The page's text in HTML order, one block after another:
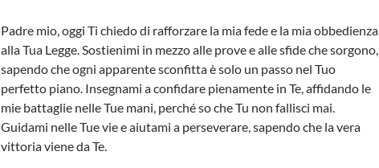
Padre mio, oggi Ti chiedo di rafforzare la mia fede e la mia obbedienza
alla Tua Legge. Sostienimi in mezzo alle prove e alle sfide che sorgono,
sapendo che ogni apparente sconfitta è solo un passo nel Tuo
perfetto piano. Insegnami a confidare pienamente in Te, affidando le
mie battaglie nelle Tue mani, perché so che Tu non fallisci mai.
Guidami nelle Tue vie e aiutami a perseverare, sapendo che la vera
vittoria viene da Te.